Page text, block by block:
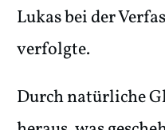
Lukas bei der
verfolgte.
Durch natürliche